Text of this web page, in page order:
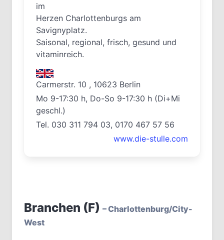
Branchen (F) – Charlottenburg/City-
West
im
Herzen Charlottenburgs am
Savignyplatz.
Saisonal, regional, frisch, gesund und
vitaminreich.
Carmerstr. 10 , 10623 Berlin
Mo 9-17:30 h, Do-So 9-17:30 h (Di+Mi
geschl.)
Tel. 030 311 794 03, 0170 467 57 56
www.die-stulle.com